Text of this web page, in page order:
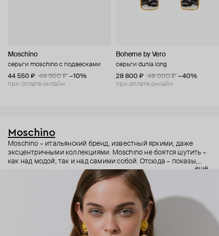
Moschino
серьги moschino с подвесками
44 550 ₽
49 500 ₽ −10%
при оплате онлайн
Boheme by Vero
серьги dunia long
28 800 ₽
48 000 ₽ −40%
при оплате онлайн
Moschino
Moschino – итальянский бренд, известный яркими, даже
эксцентричными коллекциями. Moschino не боятся шутить –
как над модой, так и над самими собой. Отсюда – показы,
мгновенно становящиеся главными событиями, вирусные
выходы селебрити (помните Кэти Перри в платье-люстре на
бале Института костюма Met Gala в 2019 году?) и
коллаборации с самыми неожиданными кандидатами, от
«Улицы Сезам» до The Sims. Украшения бренда –
гипертрофированно праздничные, практически
нарисованные: с кристаллами размером с ладонь и будто бы
расплавленными сердцами.
ещё